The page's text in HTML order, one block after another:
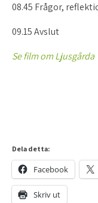
08.45 Frågor,
09.15 Avslut
Se film om Ljusgårda
Dela detta:
Facebook
Skriv ut